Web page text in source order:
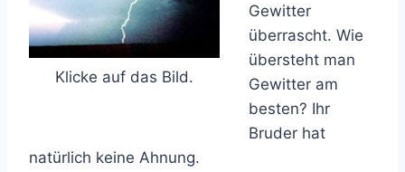
Klicke auf das Bild.
Gewitter
überrascht. Wie
übersteht man
Gewitter am
besten? Ihr
Bruder hat
natürlich keine Ahnung.